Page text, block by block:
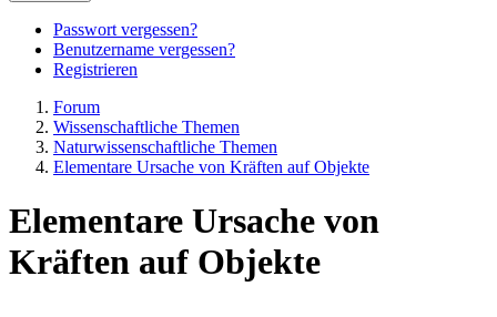
Passwort vergessen?
Benutzername vergessen?
Registrieren
Forum
Wissenschaftliche Themen
Naturwissenschaftliche Themen
Elementare Ursache von Kräften auf Objekte
Elementare Ursache von
Kräften auf Objekte